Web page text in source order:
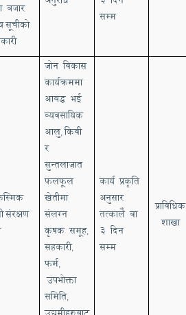
बजार
सूचीको
सम्म
संरक्षण
जोन विकास
कार्यक्रममा
आबद्ध भई
व्यवसायिक
आलु,किवी
र
सुन्तलाजात
फलफूल
खेतीमा
संलग्न
कृषक समूह,
सहकारी,
फर्म,
उपभोक्ता
समिति,
कार्य प्रकृति
अनुसार
तत्कालै वा
३ दिन
सम्म
प्राविधिक
शाखा